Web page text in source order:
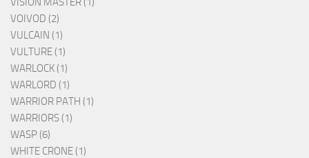
VOIVOD (2)
VULCAIN (1)
VULTURE (1)
WARLOCK (1)
WARLORD (1)
WARRIOR PATH (1)
WARRIORS (1)
WASP (6)
WHITE CRONE (1)